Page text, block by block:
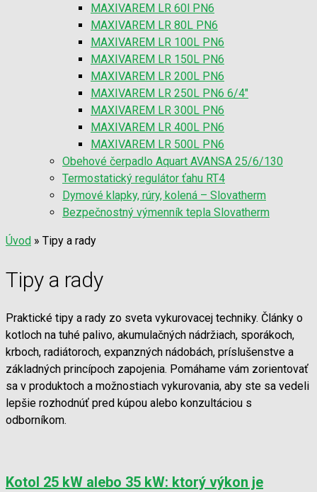
MAXIVAREM LR 60l PN6
MAXIVAREM LR 80L PN6
MAXIVAREM LR 100L PN6
MAXIVAREM LR 150L PN6
MAXIVAREM LR 200L PN6
MAXIVAREM LR 250L PN6 6/4″
MAXIVAREM LR 300L PN6
MAXIVAREM LR 400L PN6
MAXIVAREM LR 500L PN6
Obehové čerpadlo Aquart AVANSA 25/6/130
Termostatický regulátor ťahu RT4
Dymové klapky, rúry, kolená – Slovatherm
Bezpečnostný výmenník tepla Slovatherm
Úvod » Tipy a rady
Tipy a rady
Praktické tipy a rady zo sveta vykurovacej techniky. Články o
kotloch na tuhé palivo, akumulačných nádržiach, sporákoch,
krboch, radiátoroch, expanzných nádobách, príslušenstve a
základných princípoch zapojenia. Pomáhame vám zorientovať
sa v produktoch a možnostiach vykurovania, aby ste sa vedeli
lepšie rozhodnúť pred kúpou alebo konzultáciou s
odborníkom.
Kotol 25 kW alebo 35 kW: ktorý výkon je